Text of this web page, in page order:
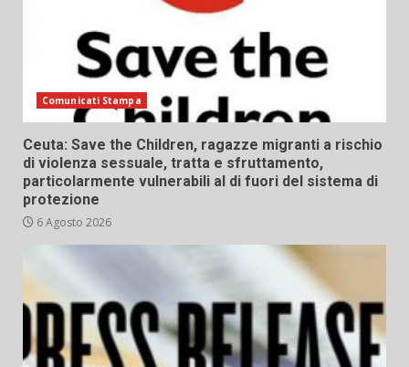
Comunicati Stampa
Ceuta: Save the Children, ragazze migranti a rischio
di violenza sessuale, tratta e sfruttamento,
particolarmente vulnerabili al di fuori del sistema di
protezione
6 Agosto 2026